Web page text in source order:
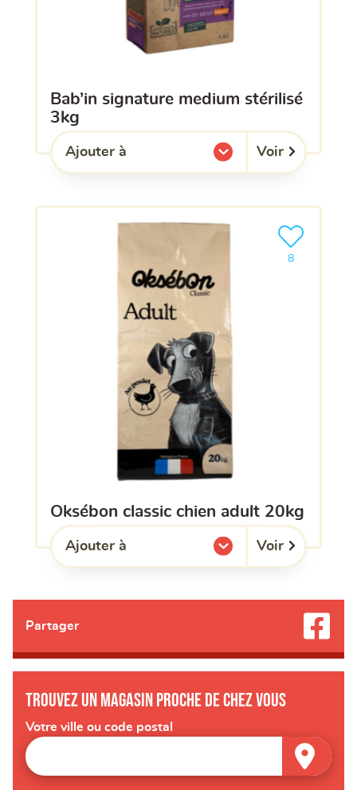
bab’in signature medium stérilisé
3kg
Ajouter à
l'une de mes listes. Voir
oksébon classic chien adult 20kg
8
Ajouter le
Ajouter à
l'une de mes listes. Voir
Partager
Trouvez un magasin proche de chez vous
Votre ville ou code postal